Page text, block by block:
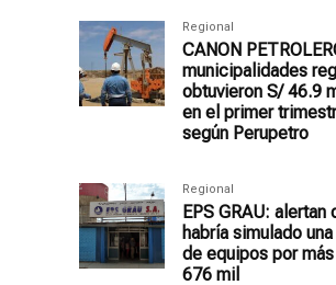
Regional
CANON
municipalidades
obtuvieron S/ 46.9
en el primer
según Perupetro
Regional
EPS GRAU: alertan
habría simulado
de equipos por
676 mil